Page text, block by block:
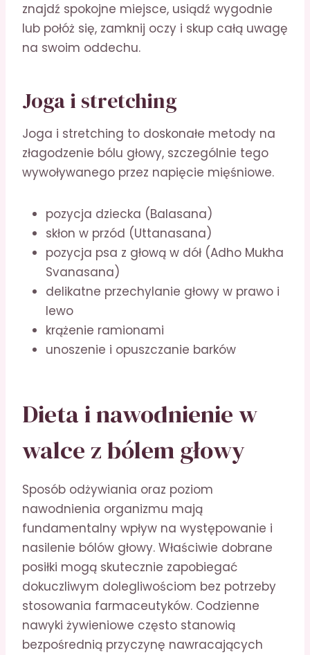
znajdź spokojne miejsce, usiądź wygodnie
lub połóż się, zamknij oczy i skup całą uwagę
na swoim oddechu.
Joga i stretching
Joga i stretching to doskonałe metody na
złagodzenie bólu głowy, szczególnie tego
wywoływanego przez napięcie mięśniowe.
pozycja dziecka (Balasana)
skłon w przód (Uttanasana)
pozycja psa z głową w dół (Adho Mukha
Svanasana)
delikatne przechylanie głowy w prawo i
lewo
krążenie ramionami
unoszenie i opuszczanie barków
Dieta i nawodnienie w
walce z bólem głowy
Sposób odżywiania oraz poziom
nawodnienia organizmu mają
fundamentalny wpływ na występowanie i
nasilenie bólów głowy. Właściwie dobrane
posiłki mogą skutecznie zapobiegać
dokuczliwym dolegliwościom bez potrzeby
stosowania farmaceutyków. Codzienne
nawyki żywieniowe często stanowią
bezpośrednią przyczynę nawracających